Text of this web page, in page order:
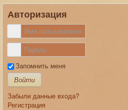
Авторизация
Запомнить меня
Войти
Забыли данные входа?
Регистрация